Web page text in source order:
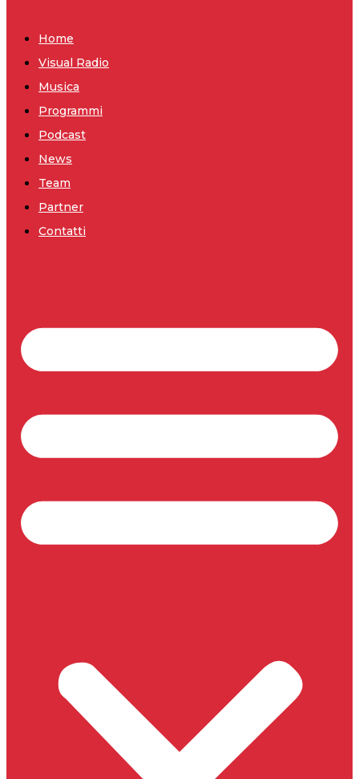
Home
Visual Radio
Musica
Programmi
Podcast
News
Team
Partner
Contatti